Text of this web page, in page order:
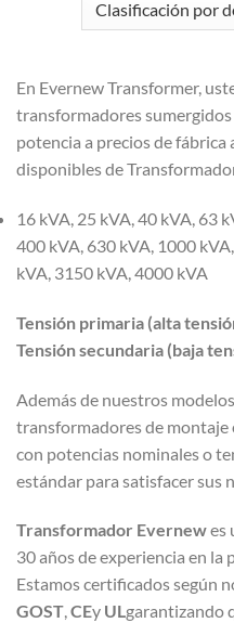
En Evernew Transformer,
transformadores
potencia a precios de
disponibles de
16 kVA, 25 kVA, 40 kVA, 63
400 kVA, 630 kVA, 1000
kVA, 3150 kVA, 4000 kVA
Tensión primaria (alta
Tensión secundaria (baja
Además de nuestros
transformadores de montaje
con potencias nominales o
estándar para satisfacer sus
Transformador Evernewes
30 años de experiencia en
Estamos certificados según
GOST,CEy ULgarantizando